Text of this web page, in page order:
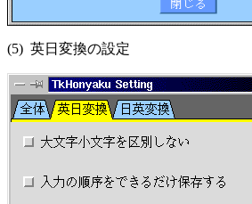
(5) 英日変換の設定